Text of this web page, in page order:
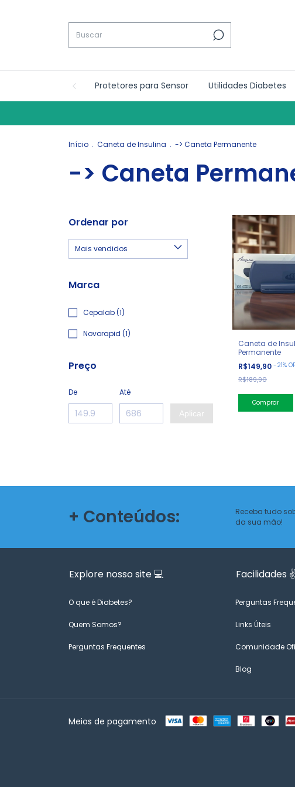
Protetores para Sensor Utilidades Diabetes
Início . Caneta de Insulina . -> Caneta Permanente
-> Caneta
Ordenar por
Marca
Cepalab (1)
Novorapid (1)
Preço
De Até
Aplicar
Caneta de
Permanente
R$149,90 -21%
R$189,90
+ Conteúdos:
Receba tudo
da sua mão!
Explore nosso site 💻
O que é Diabetes?
Quem Somos?
Perguntas Frequentes
Facilidades
Perguntas
Links Úteis
Comunidade
Blog
Meios de pagamento